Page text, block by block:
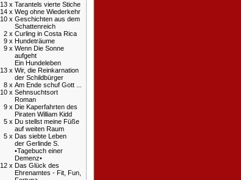
13 x Tarantels vierte Stiche
14 x Weg ohne Wiederkehr
10 x Geschichten aus dem
Schattenreich
2 x Curling in Costa Rica
9 x Hundeträume
9 x Wenn Die Sonne
aufgeht
Ein Hundeleben
13 x Wir, die Reinkarnation
der Schildbürger
8 x Am Ende schuf Gott ...
10 x Sehnsuchtsort
Roman
9 x Die Kaperfahrten des
Piraten William Kidd
5 x Du stellst meine Füße
auf weiten Raum
5 x Das siebte Leben
der Gerlinde S.
•Tagebuch einer
Demenz•
12 x Das Glück des
Ehrenamtes - Fit, Fun,